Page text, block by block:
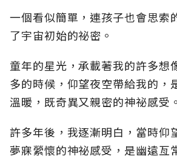
一個看似簡單，連孩子也會思索
了宇宙初始的祕密。
童年的星光，承載著我的許多想
多的時候，仰望夜空帶給我的，
溫暖，既奇異又親密的神祕感受。
許多年後，我逐漸明白，當時仰
夢寐縈懷的神祕感受，是幽遠亙